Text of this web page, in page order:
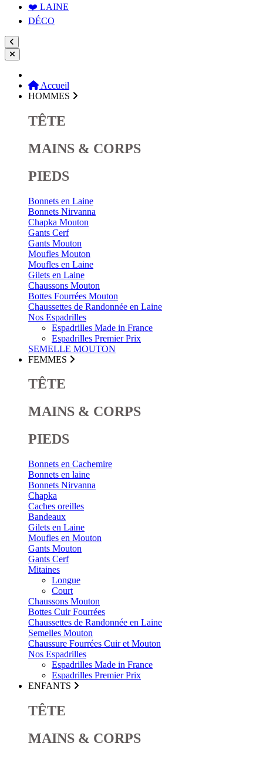
❤️ LAINE
DÉCO
Accueil
HOMMES
TÊTE
MAINS & CORPS
PIEDS
Bonnets en Laine
Bonnets Nirvanna
Chapka Mouton
Gants Cerf
Gants Mouton
Moufles Mouton
Moufles en Laine
Gilets en Laine
Chaussons Mouton
Bottes Fourrées Mouton
Chaussettes de Randonnée en Laine
Nos Espadrilles
Espadrilles Made in France
Espadrilles Premier Prix
SEMELLE MOUTON
FEMMES
TÊTE
MAINS & CORPS
PIEDS
Bonnets en Cachemire
Bonnets en laine
Bonnets Nirvanna
Chapka
Caches oreilles
Bandeaux
Gilets en Laine
Moufles en Mouton
Gants Mouton
Gants Cerf
Mitaines
Longue
Court
Chaussons Mouton
Bottes Cuir Fourrées
Chaussettes de Randonnée en Laine
Semelles Mouton
Chaussure Fourrées Cuir et Mouton
Nos Espadrilles
Espadrilles Made in France
Espadrilles Premier Prix
ENFANTS
TÊTE
MAINS & CORPS